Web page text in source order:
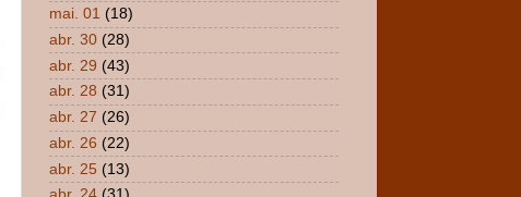
mai. 01 (18)
abr. 30 (28)
abr. 29 (43)
abr. 28 (31)
abr. 27 (26)
abr. 26 (22)
abr. 25 (13)